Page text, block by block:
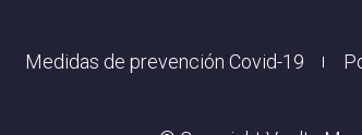
Medidas de prevención Covid-19